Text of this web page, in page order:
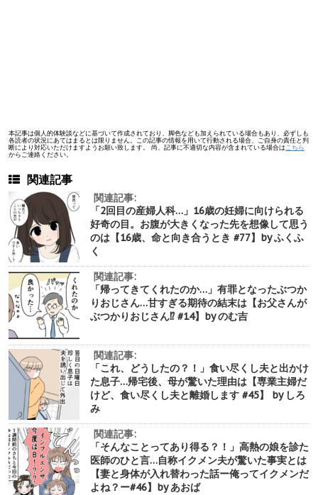
本記事は個人的体験談などに基づいて作成されており、脚色なども加えられている場合もあり、必ずしも
各読者の状況にあてはまるとは限りません。この記事の情報を用いて行動される場合、ご自身の責任と判
断により対応いただけますようお願い致します。 尚、記事に不適切な内容が含まれている場合は こちら
からご連絡ください。
関連記事
関連記事:
「2回目の産婦人科…」16歳の妊婦に向けられる
好奇の目。お腹が大きくなった先を想像して思う
のは【16歳、命と向き合うとき #77】by ふくふ
く
関連記事:
「帰ってきてくれたのか…」有罪となったぶつか
りおじさん…甘すぎる期待の結末は【お父さんが
ぶつかりおじさん⁉︎ #14】by のむ吉
関連記事:
「これ、どうしたの？！」食い尽くし夫と出かけ
た息子…帰宅後、母が驚いた理由は【専業主婦だ
けど、食い尽くし夫と離婚します #45】 by しろ
み
関連記事:
「そんなことってあり得る？！」高熱の娘を診た
医師のひと言…自称イクメン夫が驚いた事実とは
【妻と身体が入れ替わった話ー俺ってイクメンだ
よね？ー#46】by あおば